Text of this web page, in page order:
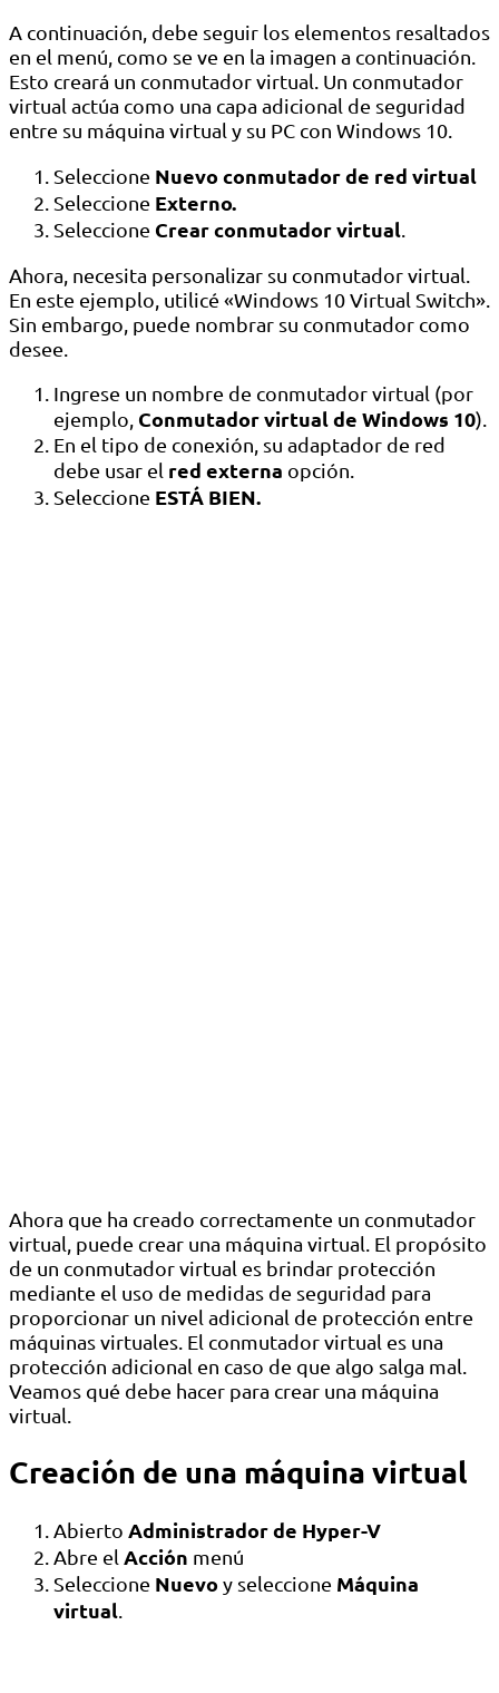
A continuación, debe seguir los elementos resaltados
en el menú, como se ve en la imagen a continuación.
Esto creará un conmutador virtual. Un conmutador
virtual actúa como una capa adicional de seguridad
entre su máquina virtual y su PC con Windows 10.
Seleccione Nuevo conmutador de red virtual
Seleccione Externo.
Seleccione Crear conmutador virtual
Ahora, necesita personalizar su conmutador virtual.
En este ejemplo, utilicé «Windows 10 Virtual Switch».
Sin embargo, puede nombrar su conmutador como
desee.
Ingrese un nombre de conmutador virtual (por
ejemplo, Conmutador virtual de Windows 10).
En el tipo de conexión, su adaptador de red
debe usar el red externa opción.
Seleccione ESTÁ BIEN.
Ahora que ha creado correctamente un conmutador
virtual, puede crear una máquina virtual. El propósito
de un conmutador virtual es brindar protección
mediante el uso de medidas de seguridad para
proporcionar un nivel adicional de protección entre
máquinas virtuales. El conmutador virtual es una
protección adicional en caso de que algo salga mal.
Veamos qué debe hacer para crear una máquina
virtual.
Creación de una máquina virtual
Abierto Administrador de Hyper-V
Abre el Acción menú
Seleccione Nuevo y seleccione Máquina
virtual